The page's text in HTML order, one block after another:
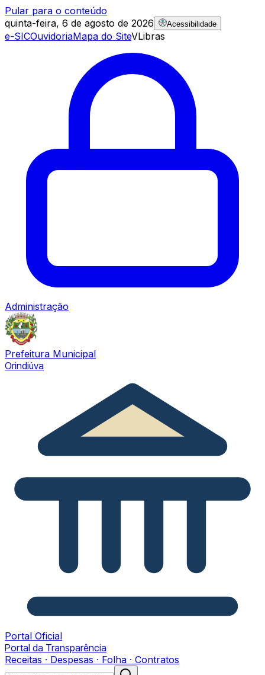
Pular para o conteúdo
quinta-feira, 6 de agosto de 2026
Acessibilidade
e-SICOuvidoriaMapa do SiteVLibras
Administração
Prefeitura Municipal
Orindiúva
Portal Oficial
Portal da Transparência
Receitas · Despesas · Folha · Contratos